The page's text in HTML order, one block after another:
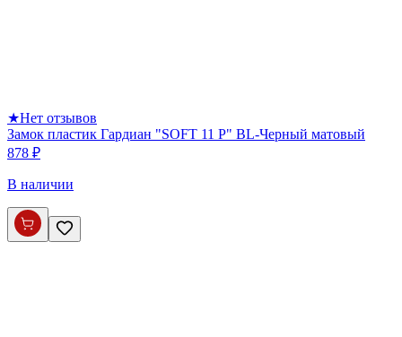
★Нет отзывов
Замок пластик Гардиан "SOFT 11 P" BL-Черный матовый
878 ₽
В наличии